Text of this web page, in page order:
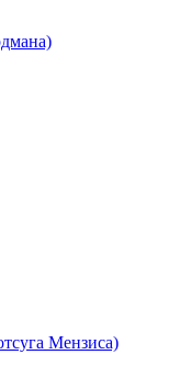
Мензиса)